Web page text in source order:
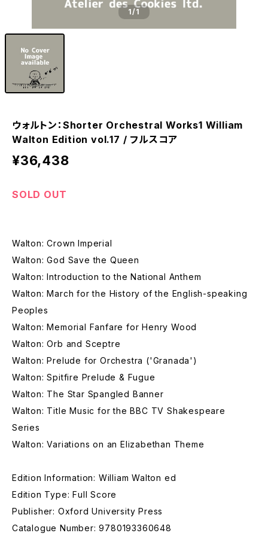
1/1
ウォルトン：Shorter Orchestral Works1 William
Walton Edition vol.17 / フルスコア
¥36,438
SOLD OUT
Walton: Crown Imperial
Walton: God Save the Queen
Walton: Introduction to the National Anthem
Walton: March for the History of the English-speaking
Peoples
Walton: Memorial Fanfare for Henry Wood
Walton: Orb and Sceptre
Walton: Prelude for Orchestra ('Granada')
Walton: Spitfire Prelude & Fugue
Walton: The Star Spangled Banner
Walton: Title Music for the BBC TV Shakespeare
Series
Walton: Variations on an Elizabethan Theme
Edition Information: William Walton ed
Edition Type: Full Score
Publisher: Oxford University Press
Catalogue Number: 9780193360648